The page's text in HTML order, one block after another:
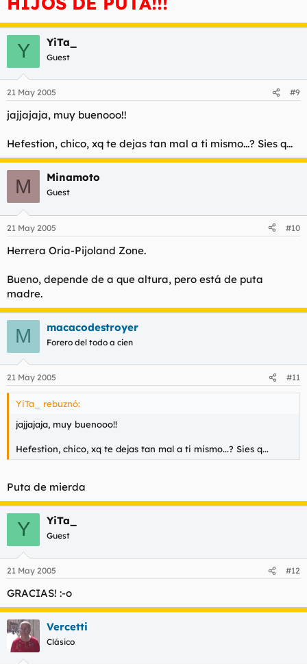
Y YiTa_
Guest
21 May 2005 #9
jajjajaja, muy buenooo!!
Hefestion, chico, xq te dejas tan mal a ti mismo...? Sies q...
M Minamoto
Guest
21 May 2005 #10
Herrera Oria-Pijoland Zone.
Bueno, depende de a que altura, pero está de puta
madre.
M macacodestroyer
Forero del todo a cien
21 May 2005 #11
YiTa_ rebuznó:
jajjajaja, muy buenooo!!
Hefestion, chico, xq te dejas tan mal a ti mismo...? Sies q...
Puta de mierda
Y YiTa_
Guest
21 May 2005 #12
GRACIAS! :-o
Vercetti
Clásico